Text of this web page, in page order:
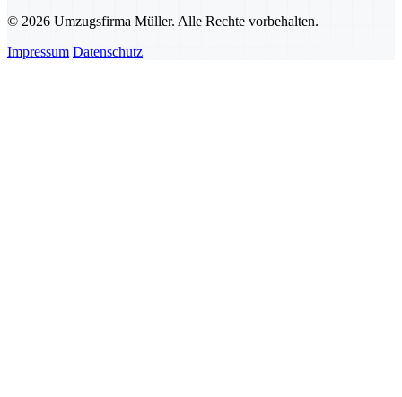
© 2026 Umzugsfirma Müller. Alle Rechte vorbehalten.
Impressum Datenschutz